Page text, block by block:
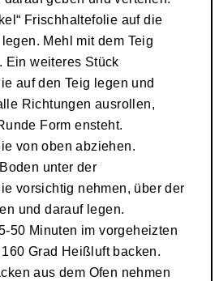
Frischhaltefolie auf die
Mehl mit dem Teig
Ein weiteres Stück
auf den Teig legen und
Richtungen ausrollen,
Form ensteht.
von oben abziehen.
unter der
vorsichtig nehmen, über der
und darauf legen.
50 Minuten im vorgeheizten
Grad Heißluft backen.
aus dem Ofen nehmen